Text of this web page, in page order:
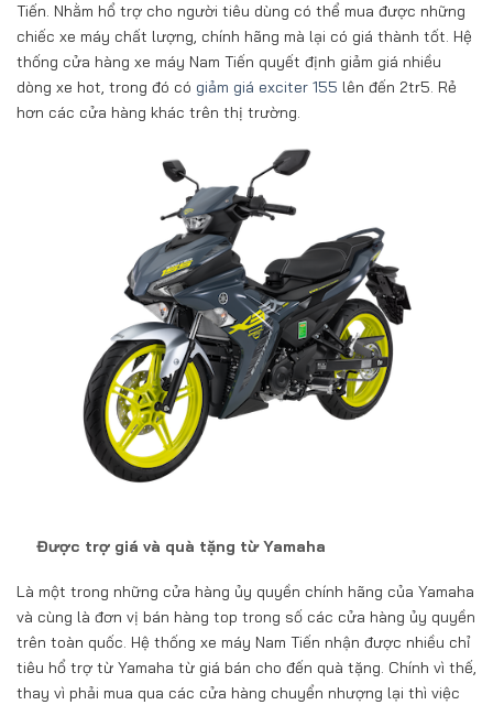
Tiến. Nhằm hổ trợ cho người tiêu dùng có thể mua được những
chiếc xe máy chất lượng, chính hãng mà lại có giá thành tốt. Hệ
thống cửa hàng xe máy Nam Tiến quyết định giảm giá nhiều
dòng xe hot, trong đó có giảm giá exciter 155 lên đến 2tr5. Rẻ
hơn các cửa hàng khác trên thị trường.
Được trợ giá và quà tặng từ Yamaha
Là một trong những cửa hàng ủy quyền chính hãng của Yamaha
và cùng là đơn vị bán hàng top trong số các cửa hàng ủy quyền
trên toàn quốc. Hệ thống xe máy Nam Tiến nhận được nhiều chỉ
tiêu hổ trợ từ Yamaha từ giá bán cho đến quà tặng. Chính vì thế,
thay vì phải mua qua các cửa hàng chuyển nhượng lại thì việc